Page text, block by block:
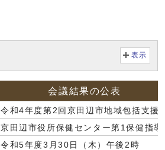
表示
会議結果の公表
令和4年度第2回京田辺市地域包括支援
京田辺市役所保健センター第1保健指導
令和5年度3月30日（木）午後2時